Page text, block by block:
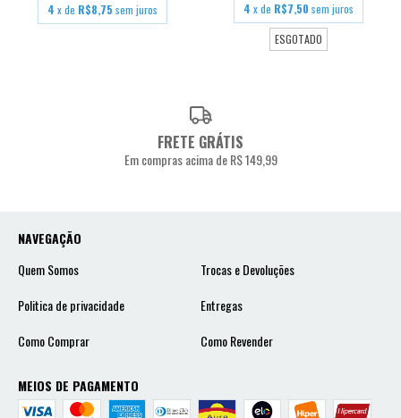
4 x de R$8,75 sem juros 4 x de R$7,50 sem juros
ESGOTADO
FRETE GRÁTIS
Em compras acima de R$ 149,99
NAVEGAÇÃO
Quem Somos
Trocas e Devoluções
Politica de privacidade
Entregas
Como Comprar
Como Revender
MEIOS DE PAGAMENTO